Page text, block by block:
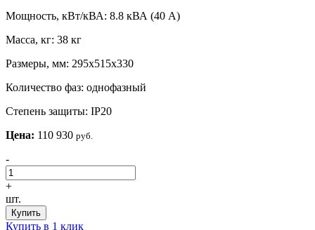
Мощность, кВт/кВА: 8.8 кВА (40 А)
Масса, кг: 38 кг
Размеры, мм: 295х515х330
Количество фаз: однофазный
Степень защиты: IP20
Цена: 110 930 руб.
-
+
шт.
Купить
Купить в 1 клик